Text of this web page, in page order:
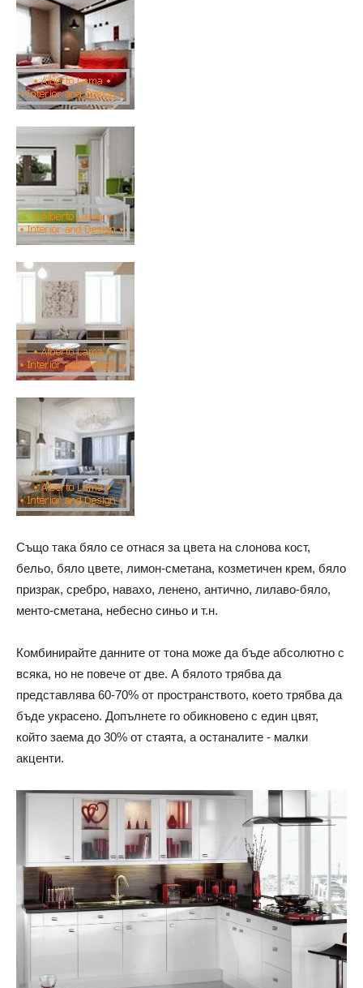
Също така бяло се отнася за цвета на слонова кост,
бельо, бяло цвете, лимон-сметана, козметичен крем, бяло
призрак, сребро, навахо, ленено, антично, лилаво-бяло,
менто-сметана, небесно синьо и т.н.
Комбинирайте данните от тона може да бъде абсолютно с
всяка, но не повече от две. А бялото трябва да
представлява 60-70% от пространството, което трябва да
бъде украсено. Допълнете го обикновено с един цвят,
който заема до 30% от стаята, а останалите - малки
акценти.